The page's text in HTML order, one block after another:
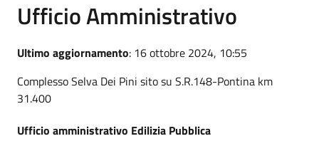
Ufficio Amministrativo
Ultimo aggiornamento: 16 ottobre 2024, 10:55
Complesso Selva Dei Pini sito su S.R.148-Pontina km
31.400
Ufficio amministrativo Edilizia Pubblica